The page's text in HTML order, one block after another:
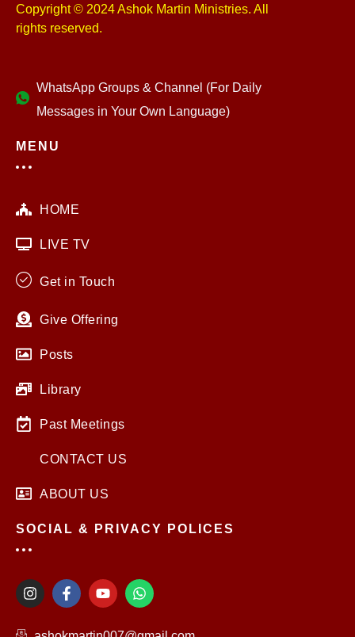
Copyright © 2024 Ashok Martin Ministries. All
rights reserved.
WhatsApp Groups & Channel (For Daily
Messages in Your Own Language)
MENU
HOME
LIVE TV
Get in Touch
Give Offering
Posts
Library
Past Meetings
CONTACT US
ABOUT US
SOCIAL & PRIVACY POLICES
I
n
F
a
Y
o
t
W
h